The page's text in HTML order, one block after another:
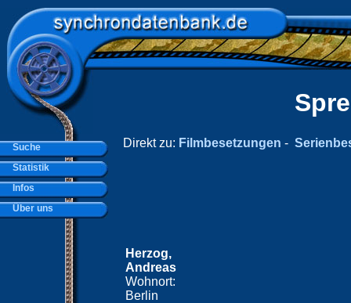
Direkt zu: Filmbesetzungen -
Herzog,
Andreas
Wohnort:
Berlin
Suche
Statistik
Infos
Über uns